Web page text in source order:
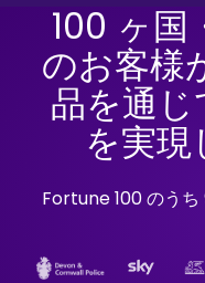
100 ヶ国
のお客様
品を通
を実現
Fortune 100 のう